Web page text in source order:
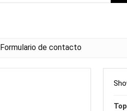
Formulario de contacto